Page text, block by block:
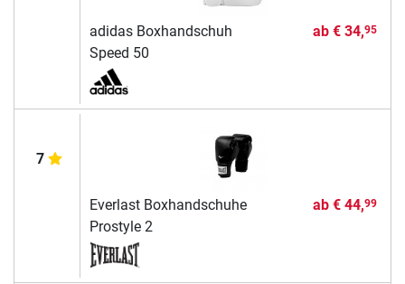
adidas Boxhandschuh
Speed 50
ab € 34,95
7
Everlast Boxhandschuhe
Prostyle 2
ab € 44,99